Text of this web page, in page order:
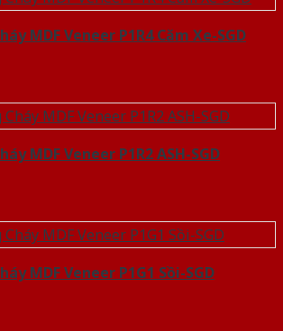
MDF Veneer P1R4 Căm Xe-SGD
MDF Veneer P1R2 ASH-SGD
MDF Veneer P1G1 Sồi-SGD